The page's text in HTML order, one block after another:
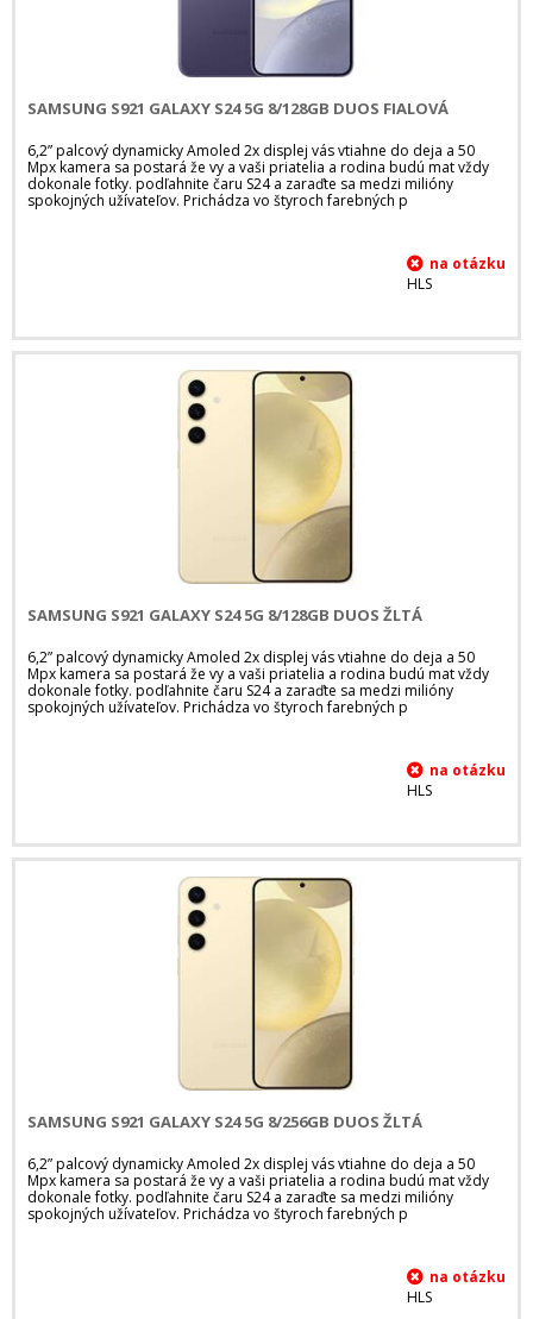
SAMSUNG S921 GALAXY S24 5G 8/128GB DUOS FIALOVÁ
6,2” palcový dynamicky Amoled 2x displej vás vtiahne do deja a 50
Mpx kamera sa postará že vy a vaši priatelia a rodina budú mat vždy
dokonale fotky. podľahnite čaru S24 a zaraďte sa medzi milióny
spokojných užívateľov. Prichádza vo štyroch farebných p
HLS
SAMSUNG S921 GALAXY S24 5G 8/128GB DUOS ŽLTÁ
6,2” palcový dynamicky Amoled 2x displej vás vtiahne do deja a 50
Mpx kamera sa postará že vy a vaši priatelia a rodina budú mat vždy
dokonale fotky. podľahnite čaru S24 a zaraďte sa medzi milióny
spokojných užívateľov. Prichádza vo štyroch farebných p
HLS
SAMSUNG S921 GALAXY S24 5G 8/256GB DUOS ŽLTÁ
6,2” palcový dynamicky Amoled 2x displej vás vtiahne do deja a 50
Mpx kamera sa postará že vy a vaši priatelia a rodina budú mat vždy
dokonale fotky. podľahnite čaru S24 a zaraďte sa medzi milióny
spokojných užívateľov. Prichádza vo štyroch farebných p
HLS